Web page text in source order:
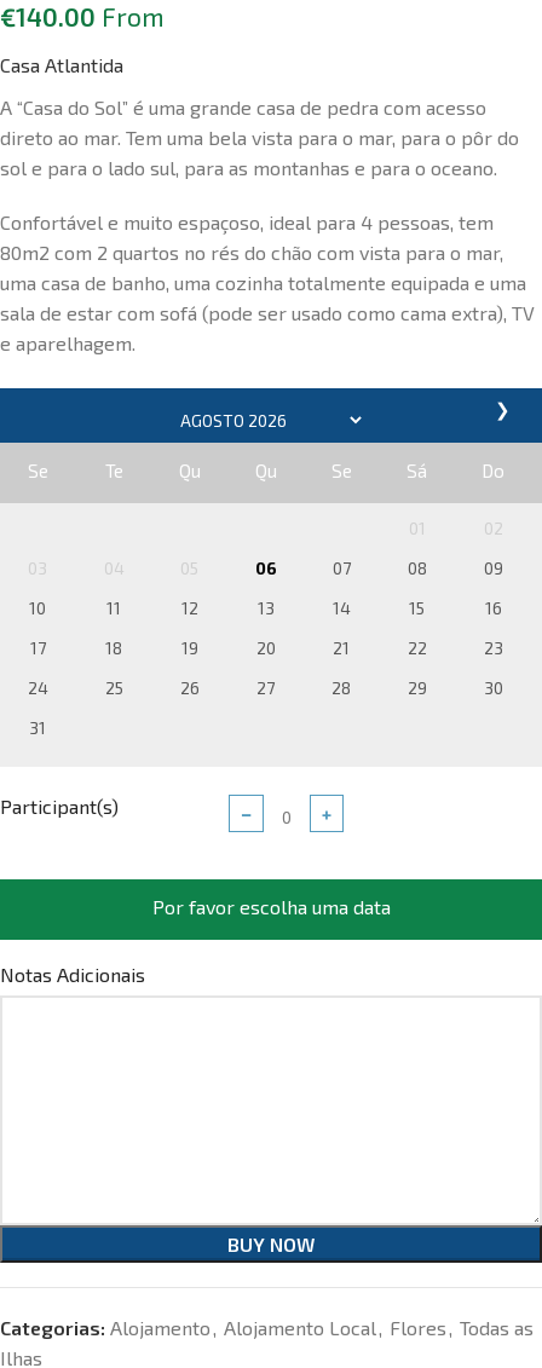
€140.00 From
Casa Atlantida
A “Casa do Sol” é uma grande casa de pedra com acesso
direto ao mar. Tem uma bela vista para o mar, para o pôr do
sol e para o lado sul, para as montanhas e para o oceano.
Confortável e muito espaçoso, ideal para 4 pessoas, tem
80m2 com 2 quartos no rés do chão com vista para o mar,
uma casa de banho, uma cozinha totalmente equipada e uma
sala de estar com sofá (pode ser usado como cama extra), TV
e aparelhagem.
❯
Se Te Qu Qu Se Sá Do
01
02
03
04 05 06 07 08
09
10
11 12 13 14 15
16
17
18 19 20 21 22
23
24
25 26 27 28 29
30
31
Participant(s) − +
Por favor escolha uma data
Notas Adicionais
BUY NOW
Categorias: Alojamento, Alojamento Local, Flores, Todas as
Ilhas